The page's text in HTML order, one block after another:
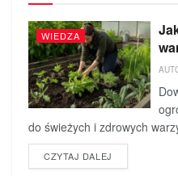
WIEDZA
do świeżych i zdrowych
CZYTAJ DALEJ